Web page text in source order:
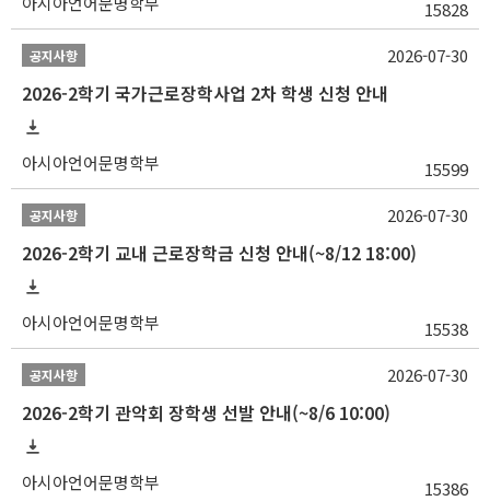
15828
공지사항
2026-2학기 국가근로장학사업 2차 학생 신청 안내
아시아언어문명학부 15599
2026-07-30
공지사항
2026-2학기 교내 근로장학금 신청 안내(~8/12 18:00)
아시아언어문명학부 15538
2026-07-30
공지사항
2026-2학기 관악회 장학생 선발 안내(~8/6 10:00)
아시아언어문명학부 15386
2026-07-30